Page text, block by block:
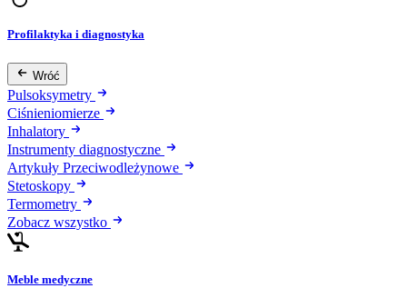
Profilaktyka i diagnostyka
Wróć
Pulsoksymetry
Ciśnieniomierze
Inhalatory
Instrumenty diagnostyczne
Artykuły Przeciwodleżynowe
Stetoskopy
Termometry
Zobacz wszystko
Meble medyczne